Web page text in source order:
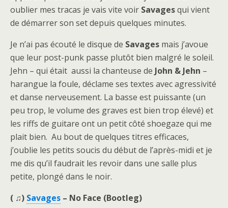
oublier mes tracas je vais vite voir Savagesqui vient
de démarrer son set depuis quelques minutes.
Je n’ai pas écouté le disque de Savages mais j’avoue
que leur post-punk passe plutôt bien malgré le soleil.
Jehn – qui était aussi la chanteuse de John & Jehn –
harangue la foule, déclame ses textes avec agressivité
et danse nerveusement. La basse est puissante (un
peu trop, le volume des graves est bien trop élevé) et
les riffs de guitare ont un petit côté shoegaze qui me
plait bien. Au bout de quelques titres efficaces,
j’oublie les petits soucis du début de l’après-midi et je
me dis qu’il faudrait les revoir dans une salle plus
petite, plongé dans le noir.
( ♫) Savages – No Face (Bootleg)